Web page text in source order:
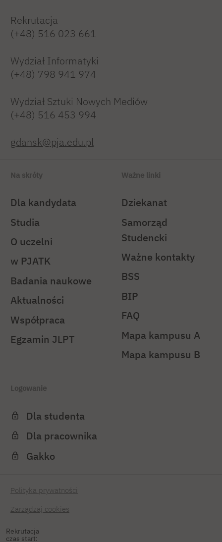
Rekrutacja
czas start:
Rekrutacja
(+48) 516 023 661
Wydział Informatyki
(+48) 798 941 974
Wydział Sztuki Nowych Mediów
(+48) 516 453 994
gdansk@pja.edu.pl
Na skróty
Dla kandydata
Studia
O uczelni
w PJATK
Badania naukowe
Aktualności
Współpraca
Egzamin JLPT
Ważne linki
Dziekanat
Samorząd
Studencki
Ważne kontakty
BSS
BIP
FAQ
Mapa kampusu A
Mapa kampusu B
Logowanie
Dla studenta
Dla pracownika
Gakko
Polityka prywatności
Zarządzaj cookies